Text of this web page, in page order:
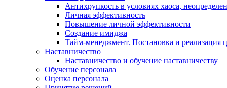
Антихрупкость в условиях хаоса,
Личная эффективность
Повышение личной эффективности
Создание имиджа
Тайм-менеджмент. Постановка и реализация
Наставничество
Наставничество и обучение наставничеству
Обучение персонала
Оценка персонала